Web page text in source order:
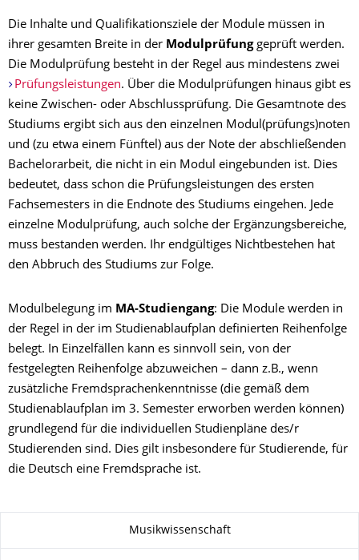
Die Inhalte und Qualifikationsziele der Module müssen in
ihrer gesamten Breite in der Modulprüfunggeprüft werden.
Die Modulprüfung besteht in der Regel aus mindestens zwei
Prüfungsleistungen. Über die Modulprüfungen hinaus gibt es
keine Zwischen- oder Abschlussprüfung. Die Gesamtnote des
Studiums ergibt sich aus den einzelnen Modul(prüfungs)noten
und (zu etwa einem Fünftel) aus der Note der abschließenden
Bachelorarbeit, die nicht in ein Modul eingebunden ist. Dies
bedeutet, dass schon die Prüfungsleistungen des ersten
Fachsemesters in die Endnote des Studiums eingehen. Jede
einzelne Modulprüfung, auch solche der Ergänzungsbereiche,
muss bestanden werden. Ihr endgültiges Nichtbestehen hat
den Abbruch des Studiums zur Folge.
Modulbelegung im MA-Studiengang: Die Module werden in
der Regel in der im Studienablaufplan definierten Reihenfolge
belegt. In Einzelfällen kann es sinnvoll sein, von der
festgelegten Reihenfolge abzuweichen – dann z.B., wenn
zusätzliche Fremdsprachenkenntnisse (die gemäß dem
Studienablaufplan im 3. Semester erworben werden können)
grundlegend für die individuellen Studienpläne des/r
Studierenden sind. Dies gilt insbesondere für Studierende, für
die Deutsch eine Fremdsprache ist.
Musikwissenschaft